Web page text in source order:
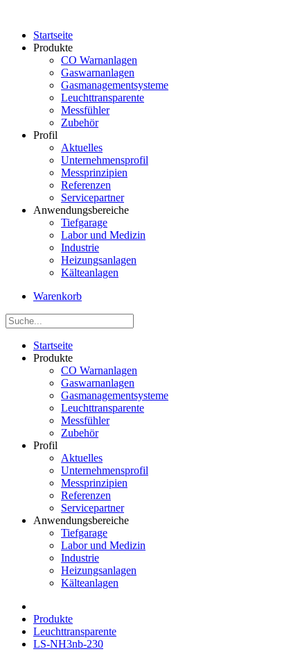
Startseite
Produkte
CO Warnanlagen
Gaswarnanlagen
Gasmanagementsysteme
Leuchttransparente
Messfühler
Zubehör
Profil
Aktuelles
Unternehmensprofil
Messprinzipien
Referenzen
Servicepartner
Anwendungsbereiche
Tiefgarage
Labor und Medizin
Industrie
Heizungsanlagen
Kälteanlagen
Warenkorb
Startseite
Produkte
CO Warnanlagen
Gaswarnanlagen
Gasmanagementsysteme
Leuchttransparente
Messfühler
Zubehör
Profil
Aktuelles
Unternehmensprofil
Messprinzipien
Referenzen
Servicepartner
Anwendungsbereiche
Tiefgarage
Labor und Medizin
Industrie
Heizungsanlagen
Kälteanlagen
Produkte
Leuchttransparente
LS-NH3nb-230